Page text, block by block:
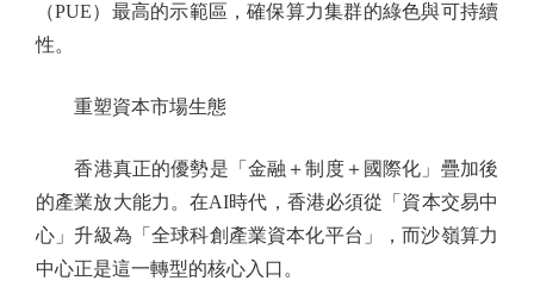
（PUE）最高的示範區，確保算力集群的綠色與可持續
性。
重塑資本市場生態
香港真正的優勢是「金融＋制度＋國際化」疊加後
的產業放大能力。在AI時代，香港必須從「資本交易中
心」升級為「全球科創產業資本化平台」，而沙嶺算力
中心正是這一轉型的核心入口。